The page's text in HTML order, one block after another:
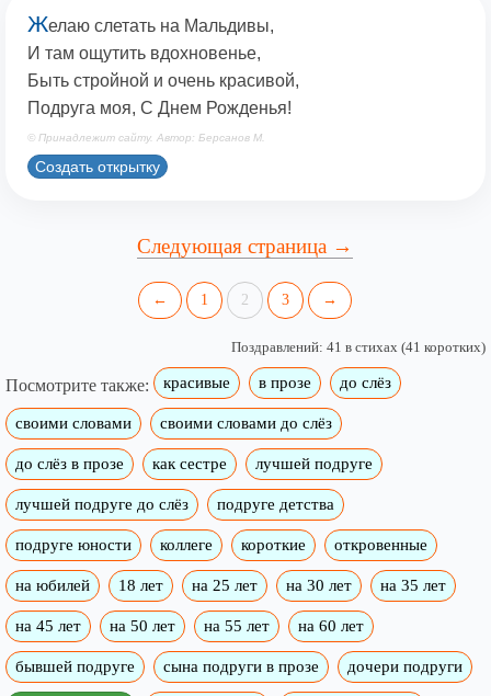
Желаю слетать на Мальдивы,
И там ощутить вдохновенье,
Быть стройной и очень красивой,
Подруга моя, С Днем Рожденья!
© Принадлежит сайту. Автор: Берсанов М.
Создать открытку
Следующая страница →
← 1 2 3 →
Поздравлений: 41 в стихах (41 коротких)
Посмотрите также: красивые в прозе до слёз
своими словами своими словами до слёз
до слёз в прозе как сестре лучшей подруге
лучшей подруге до слёз подруге детства
подруге юности коллеге короткие откровенные
на юбилей 18 лет на 25 лет на 30 лет на 35 лет
на 45 лет на 50 лет на 55 лет на 60 лет
бывшей подруге сына подруги в прозе дочери подруги